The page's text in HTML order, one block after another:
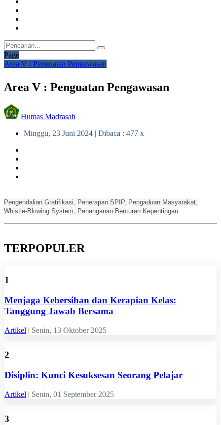
Page
Area V : Penguatan Pengawasan
Area V : Penguatan Pengawasan
Humas Madrasah
Minggu, 23 Juni 2024 | Dibaca : 477 x
Pengendalian Gratifikasi, Penerapan SPIP, Pengaduan Masyarakat,
Whistle-Blowing System, Penanganan Benturan Kepentingan
TERPOPULER
1
Menjaga Kebersihan dan Kerapian Kelas:
Tanggung Jawab Bersama
Artikel | Senin, 13 Oktober 2025
2
Disiplin: Kunci Kesuksesan Seorang Pelajar
Artikel | Senin, 01 September 2025
3